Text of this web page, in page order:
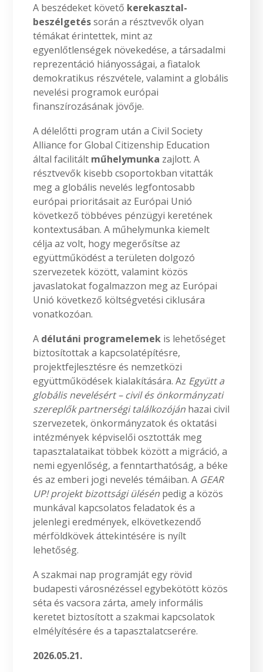
A beszédeket követő kerekasztal-
beszélgetéssorán a résztvevők olyan
témákat érintettek, mint az
egyenlőtlenségek növekedése, a társadalmi
reprezentáció hiányosságai, a fiatalok
demokratikus részvétele, valamint a globális
nevelési programok európai
finanszírozásának jövője.
A délelőtti program után a Civil Society
Alliance for Global Citizenship Education
által facilitált műhelymunka zajlott. A
résztvevők kisebb csoportokban vitatták
meg a globális nevelés legfontosabb
európai prioritásait az Európai Unió
következő többéves pénzügyi keretének
kontextusában. A műhelymunka kiemelt
célja az volt, hogy megerősítse az
együttműködést a területen dolgozó
szervezetek között, valamint közös
javaslatokat fogalmazzon meg az Európai
Unió következő költségvetési ciklusára
vonatkozóan.
A délutáni programelemek is lehetőséget
biztosítottak a kapcsolatépítésre,
projektfejlesztésre és nemzetközi
együttműködések kialakítására. Az Együtt a
globális nevelésért – civil és önkormányzati
szereplők partnerségi találkozóján hazai civil
szervezetek, önkormányzatok és oktatási
intézmények képviselői osztották meg
tapasztalataikat többek között a migráció, a
nemi egyenlőség, a fenntarthatóság, a béke
és az emberi jogi nevelés témáiban. A GEAR
UP! projekt bizottsági ülésén pedig a közös
munkával kapcsolatos feladatok és a
jelenlegi eredmények, elkövetkezendő
mérföldkövek áttekintésére is nyílt
lehetőség.
A szakmai nap programját egy rövid
budapesti városnézéssel egybekötött közös
séta és vacsora zárta, amely informális
keretet biztosított a szakmai kapcsolatok
elmélyítésére és a tapasztalatcserére.
2026.05.21.